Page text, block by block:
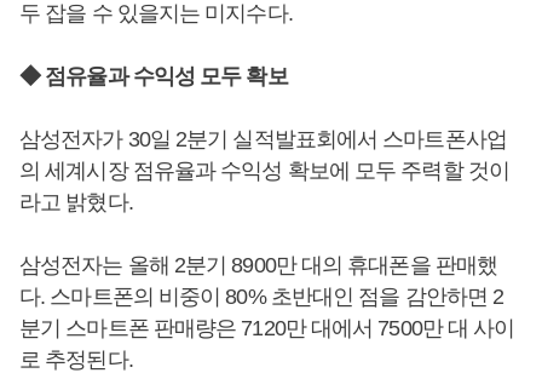
두 잡을 수 있을지는 미지수다.
◆ 점유율과 수익성 모두 확보
삼성전자가 30일 2분기 실적발표회에서 스마트폰사업
의 세계시장 점유율과 수익성 확보에 모두 주력할 것이
라고 밝혔다.
삼성전자는 올해 2분기 8900만 대의 휴대폰을 판매했
다. 스마트폰의 비중이 80% 초반대인 점을 감안하면 2
분기 스마트폰 판매량은 7120만 대에서 7500만 대 사이
로 추정된다.